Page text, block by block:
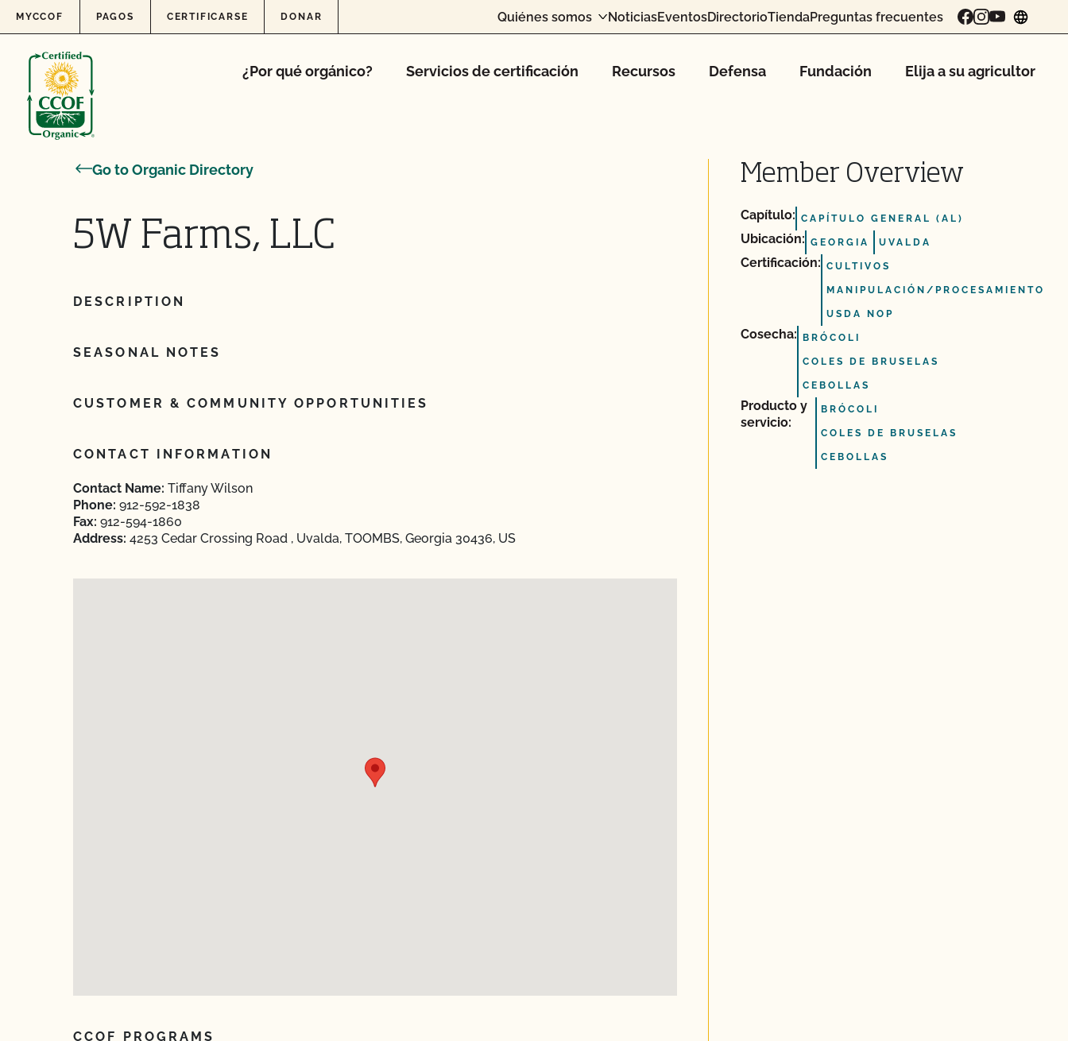
Skip to content
MYCCOF PAGOS CERTIFICARSE DONAR Quiénes somos NoticiasEventosDirectorioTiendaPreguntas frecuentes
¿Por qué orgánico? Servicios de certificación Recursos Defensa Fundación Elija a su agricultor
Go to Organic Directory
5W Farms, LLC
DESCRIPTION
SEASONAL NOTES
CUSTOMER & COMMUNITY OPPORTUNITIES
CONTACT INFORMATION
Contact Name: Tiffany Wilson
Phone: 912-592-1838
Fax: 912-594-1860
Address: 4253 Cedar Crossing Road , Uvalda, TOOMBS, Georgia 30436, US
CCOF PROGRAMS
Member Overview
Capítulo: CAPÍTULO GENERAL (AL)
Ubicación: GEORGIA UVALDA
Certificación: CULTIVOS
MANIPULACIÓN/PROCESAMIENTO
USDA NOP
Cosecha: BRÓCOLI
COLES DE BRUSELAS
CEBOLLAS
Producto y
servicio:
BRÓCOLI
COLES DE BRUSELAS
CEBOLLAS